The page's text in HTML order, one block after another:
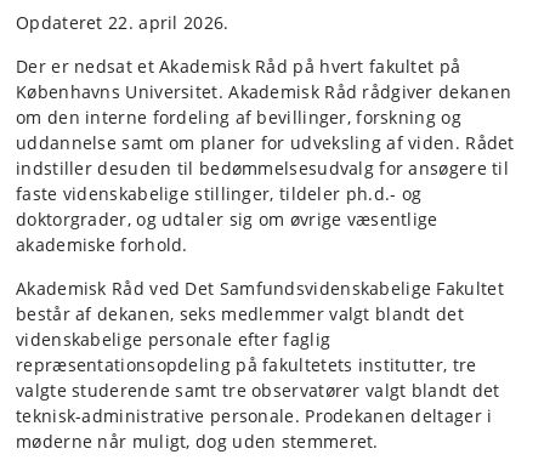
Opdateret 22. april 2026.
Der er nedsat et Akademisk Råd på hvert fakultet på
Københavns Universitet. Akademisk Råd rådgiver dekanen
om den interne fordeling af bevillinger, forskning og
uddannelse samt om planer for udveksling af viden. Rådet
indstiller desuden til bedømmelsesudvalg for ansøgere til
faste videnskabelige stillinger, tildeler ph.d.- og
doktorgrader, og udtaler sig om øvrige væsentlige
akademiske forhold.
Akademisk Råd ved Det Samfundsvidenskabelige Fakultet
består af dekanen, seks medlemmer valgt blandt det
videnskabelige personale efter faglig
repræsentationsopdeling på fakultetets institutter, tre
valgte studerende samt tre observatører valgt blandt det
teknisk-administrative personale. Prodekanen deltager i
møderne når muligt, dog uden stemmeret.